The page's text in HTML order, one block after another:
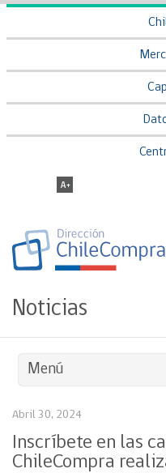
Noticias
Menú
Abril 30, 2024
Inscríbete en las
ChileCompra